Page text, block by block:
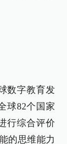
数字教育发
球82个国家
行综合评价
的思维能力